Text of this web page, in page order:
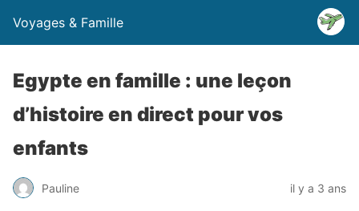
Voyages & Famille
Egypte en famille : une leçon
d’histoire en direct pour vos
enfants
Pauline il y a 3 ans